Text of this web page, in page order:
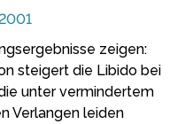
zeigen:
steigert die Libido bei
unter vermindertem
Verlangen leiden